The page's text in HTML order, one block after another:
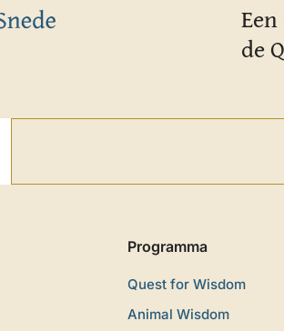
de
Programma
Quest for Wisdom
Animal Wisdom